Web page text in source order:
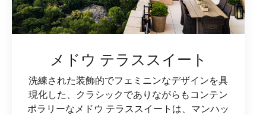
メドウ テラススイート
洗練された装飾的でフェミニンなデザインを具
現化した、クラシックでありながらもコンテン
ポラリーなメドウ テラススイートは、マンハッ